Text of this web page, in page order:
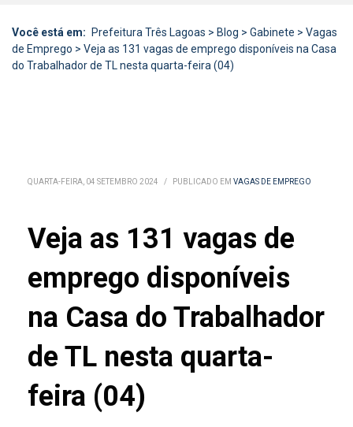
Você está em: Prefeitura Três Lagoas > Blog > Gabinete > Vagas
de Emprego > Veja as 131 vagas de emprego disponíveis na Casa
do Trabalhador de TL nesta quarta-feira (04)
QUARTA-FEIRA, 04 SETEMBRO 2024 / PUBLICADO EM VAGAS DE EMPREGO
Veja as 131 vagas de
emprego disponíveis
na Casa do Trabalhador
de TL nesta quarta-
feira (04)